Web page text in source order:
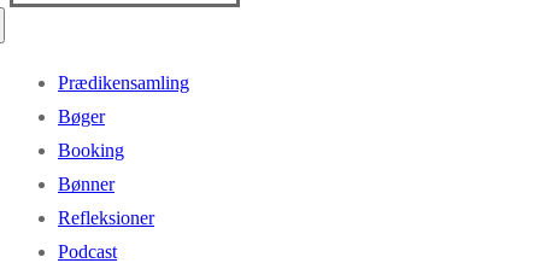
Prædikensamling
Bøger
Booking
Bønner
Refleksioner
Podcast